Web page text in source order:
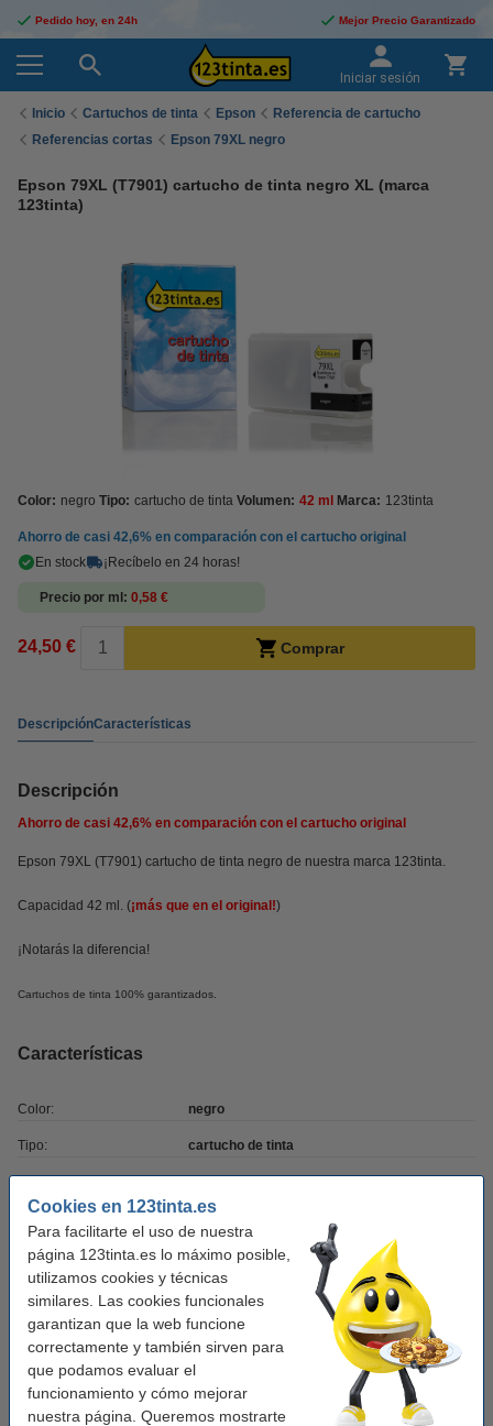
Cookies en 123tinta.es
Para facilitarte el uso de nuestra
página 123tinta.es lo máximo posible,
utilizamos cookies y técnicas
similares. Las cookies funcionales
garantizan que la web funcione
correctamente y también sirven para
que podamos evaluar el
funcionamiento y cómo mejorar
nuestra página. Queremos mostrarte
Pedido hoy, en 24h Mejor Precio Garantizado
Iniciar sesión
Inicio Cartuchos de tinta Epson
Referencia de cartucho
Referencias cortas
Epson 79XL negro
Epson 79XL (T7901) cartucho de tinta negro XL (marca
123tinta)
Color: negro Tipo: cartucho de tinta Volumen: 42 ml Marca: 123tinta
Ahorro de casi 42,6% en comparación con el cartucho original
En stock
¡Recíbelo en 24 horas!
Precio por ml 0,58 €
24,50 € Comprar
DescripciónCaracterísticas
Descripción
Ahorro de casi 42,6% en comparación con el cartucho original
Epson 79XL (T7901) cartucho de tinta negro de nuestra marca 123tinta.
Capacidad 42 ml. (¡más que en el original!)
¡Notarás la diferencia!
Cartuchos de tinta 100% garantizados.
Características
Color: negro
Tipo: cartucho de tinta
Núm. de item: 026653
Consejo
Te recomendamos comprar este cartucho de tinta en lugar del
original.